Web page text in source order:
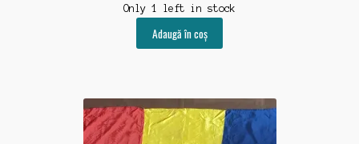
Only 1 left in stock
Adaugă în coș